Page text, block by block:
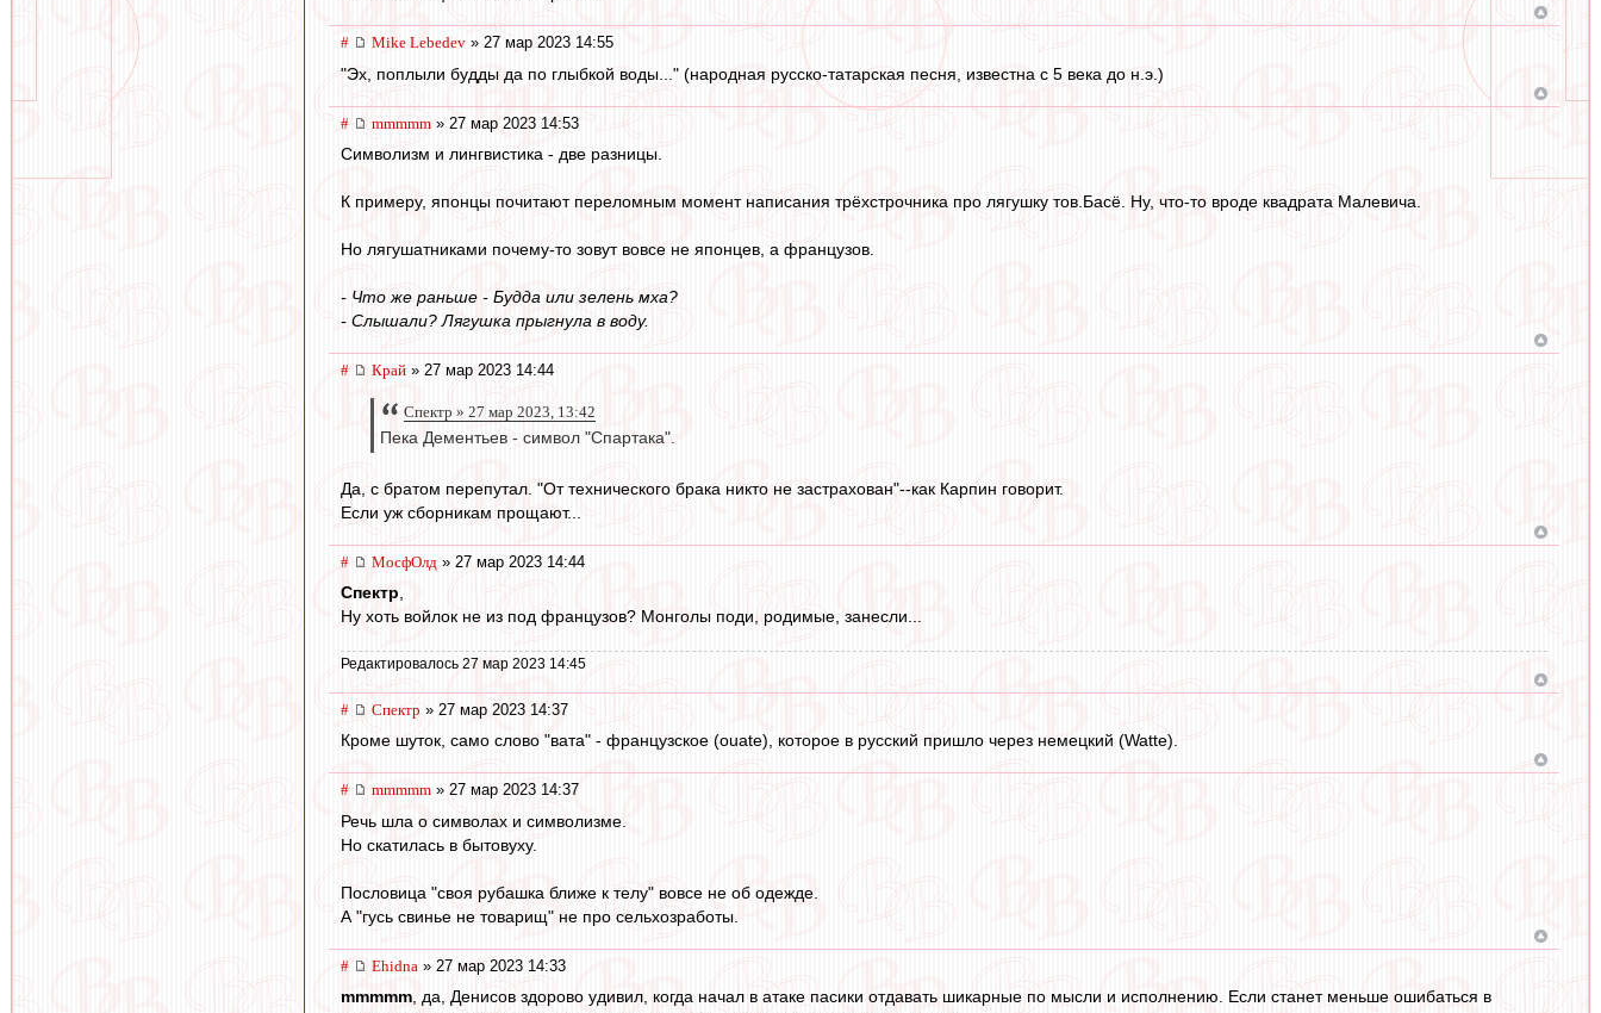
# Mike Lebedev » 27 мар 2023 14:55
"Эх, поплыли будды да по глыбкой воды..." (народная русско-татарская песня, известна с 5 века до н.э.)
# mmmmm » 27 мар 2023 14:53
Символизм и лингвистика - две разницы.
К примеру, японцы почитают переломным момент написания трёхстрочника про лягушку тов.Басё. Ну, что-то вроде квадрата Малевича.
Но лягушатниками почему-то зовут вовсе не японцев, а французов.
- Что же раньше - Будда или зелень мха?
- Слышали? Лягушка прыгнула в воду.
# Край » 27 мар 2023 14:44
Спектр » 27 мар 2023, 13:42
Пека Дементьев - символ "Спартака".
Да, с братом перепутал. "От технического брака никто не застрахован"--как Карпин говорит.
Если уж сборникам прощают...
# МосфОлд » 27 мар 2023 14:44
Спектр,
Ну хоть войлок не из под французов? Монголы поди, родимые, занесли...
Редактировалось 27 мар 2023 14:45
# Спектр » 27 мар 2023 14:37
Кроме шуток, само слово "вата" - французское (ouate), которое в русский пришло через немецкий (Watte).
# mmmmm » 27 мар 2023 14:37
Речь шла о символах и символизме.
Но скатилась в бытовуху.
Пословица "своя рубашка ближе к телу" вовсе не об одежде.
А "гусь свинье не товарищ" не про сельхозработы.
# Ehidna » 27 мар 2023 14:33
mmmmm, да, Денисов здорово удивил, когда начал в атаке пасики отдавать шикарные по мысли и исполнению. Если станет меньше ошибаться в